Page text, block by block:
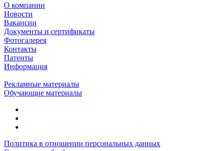
О компании
Новости
Вакансии
Документы и сертификаты
Фотогалерея
Контакты
Патенты
Информация
Рекламные материалы
Обучающие материалы
Политика в отношении персональных данных